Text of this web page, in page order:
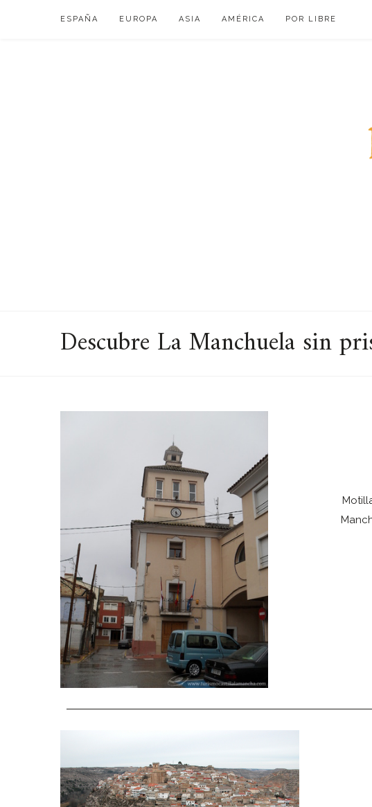
ESPAÑA EUROPA ASIA AMÉRICA POR LIBRE
Descubre La Manchuela sin